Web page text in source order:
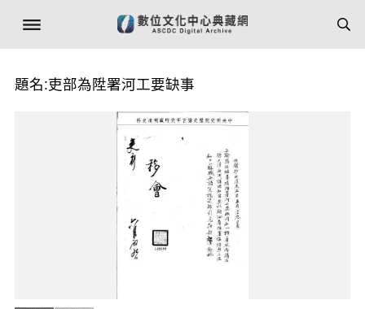
題名:吏部為陞署河工要缺事